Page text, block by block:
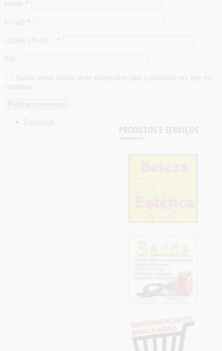
Nome
E-mail
calcule 10+16 =
Site
Salvar meus dados neste navegador para a próxima vez que eu
comentar.
PRODUTOS E SERVIÇOS
Facebook